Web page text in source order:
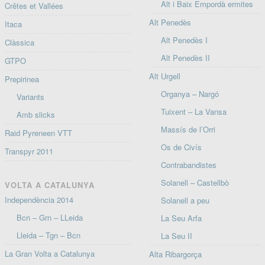
Crêtes et Vallées
Itaca
Clàssica
GTPO
Prepirinea
Variants
Amb slicks
Raid Pyreneen VTT
Transpyr 2011
VOLTA A CATALUNYA
Independència 2014
Bcn – Grn – LLeida
Lleida – Tgn – Bcn
La Gran Volta a Catalunya
Alt i Baix Empordà ermites
Alt Penedès
Alt Penedès I
Alt Penedès II
Alt Urgell
Organya – Nargó
Tuixent – La Vansa
Massís de l’Orri
Os de Civís
Contrabandistes
Solanell – Castellbò
Solanell a peu
La Seu Arfa
La Seu II
Alta Ribargorça